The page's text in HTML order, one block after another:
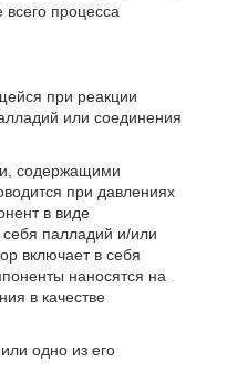
процесса
при реакции
или соединения
содержащими
при давлениях
в виде
палладий и/или
включает в себя
наносятся на
в качестве
одно из его